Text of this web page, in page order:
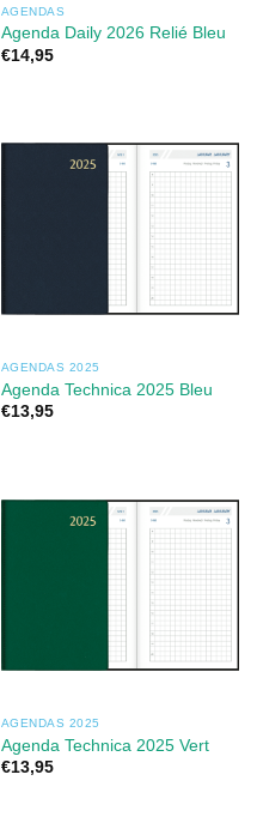
AGENDAS
Agenda Daily 2026 Relié Bleu
€14,95
AGENDAS 2025
Agenda Technica 2025 Bleu
€13,95
AGENDAS 2025
Agenda Technica 2025 Vert
€13,95